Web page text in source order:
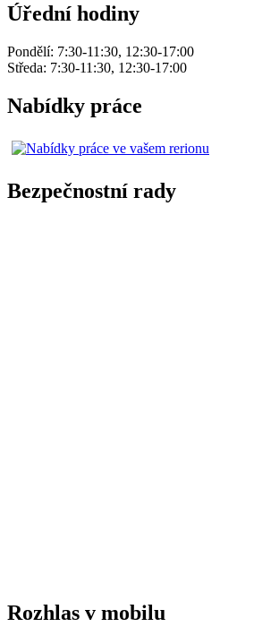
Úřední hodiny
Pondělí: 7:30-11:30, 12:30-17:00
Středa: 7:30-11:30, 12:30-17:00
Nabídky práce
Bezpečnostní rady
Rozhlas v mobilu